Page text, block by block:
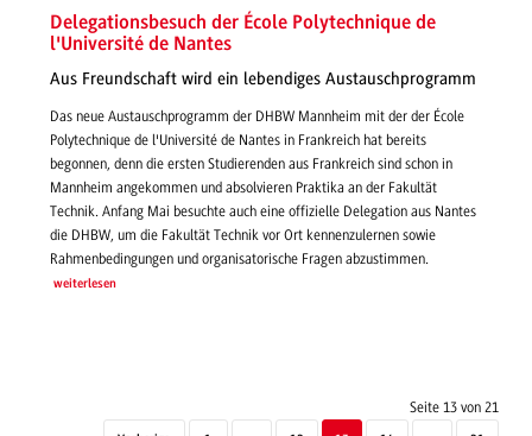
Delegationsbesuch der École Polytechnique de
l'Université de Nantes
Aus Freundschaft wird ein lebendiges Austauschprogramm
Das neue Austauschprogramm der DHBW Mannheim mit der der École
Polytechnique de l'Université de Nantes in Frankreich hat bereits
begonnen, denn die ersten Studierenden aus Frankreich sind schon in
Mannheim angekommen und absolvieren Praktika an der Fakultät
Technik. Anfang Mai besuchte auch eine offizielle Delegation aus Nantes
die DHBW, um die Fakultät Technik vor Ort kennenzulernen sowie
Rahmenbedingungen und organisatorische Fragen abzustimmen.
weiterlesen
Seite 13 von 21